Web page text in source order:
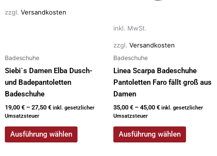
zzgl. Versandkosten
Badeschuhe
Siebi`s Damen Elba Dusch-
und Badepantoletten
Badeschuhe
19,00 € – 27,50 € inkl. gesetzlicher
Umsatzsteuer
Ausführung wählen
können
gewählt
werden
inkl. MwSt.
zzgl. Versandkosten
Badeschuhe
Linea Scarpa Badeschuhe
Pantoletten Faro fällt groß aus
Damen
35,00 € – 45,00 € inkl. gesetzlicher
Umsatzsteuer
Ausführung wählen
auf
Produktseite
gewählt
werden